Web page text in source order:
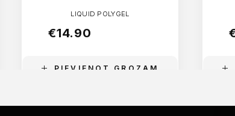
PIEVIENOT GROZAM
LIQUID POLYGEL
€14.90